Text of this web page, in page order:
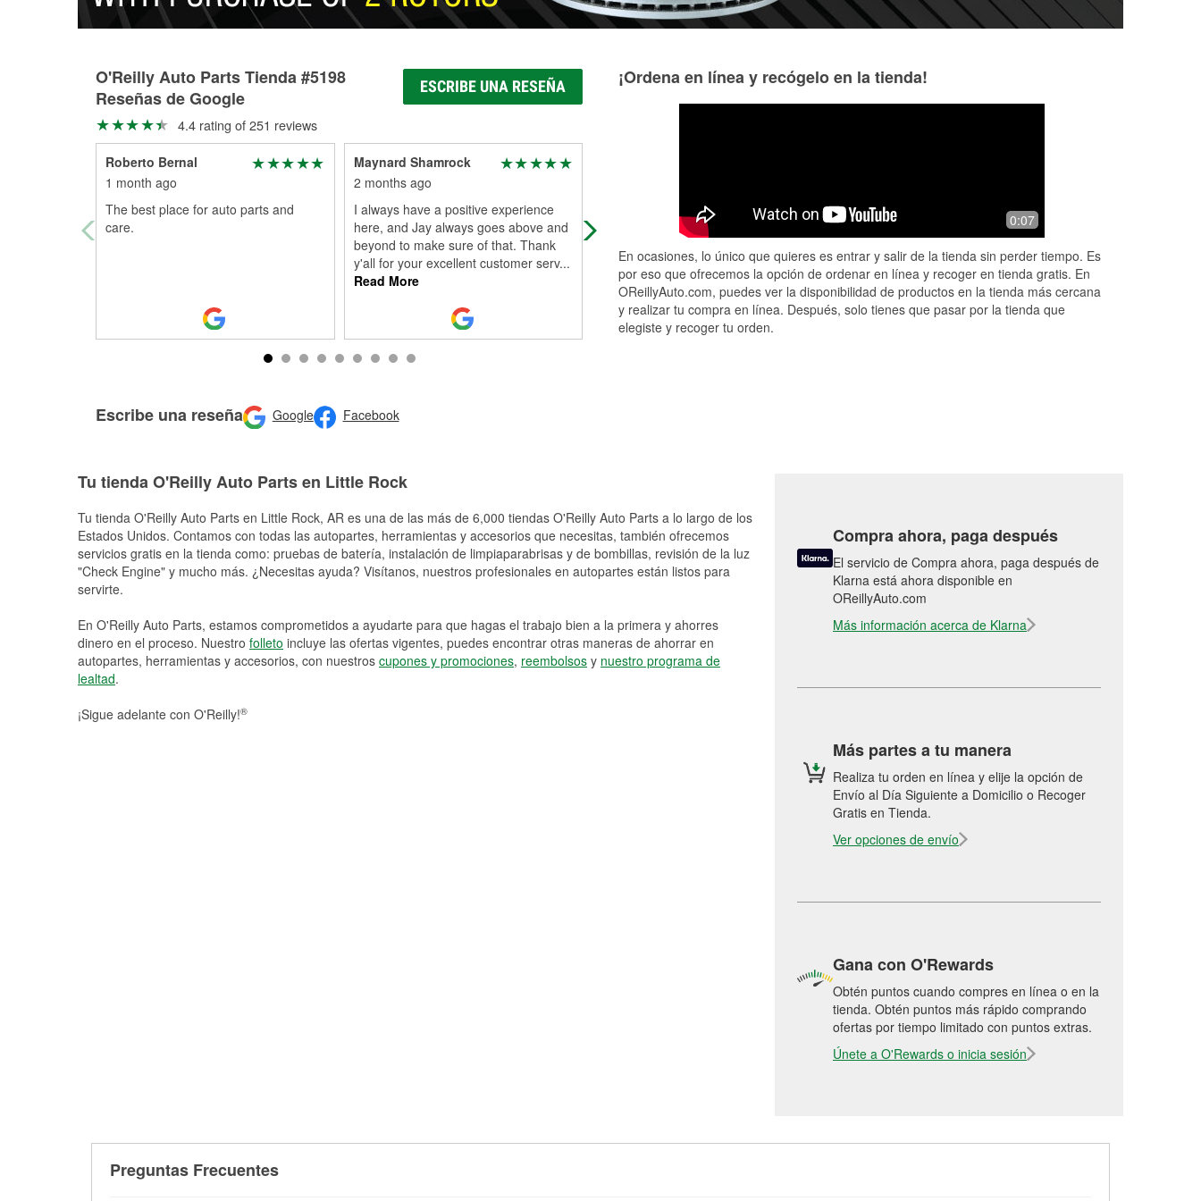
O'Reilly Auto Parts Tienda #5198
Reseñas de Google
ESCRIBE UNA RESEÑA
4.4 rating of 251 reviews
Roberto Bernal
1 month ago
The best place for auto parts and
care.
Maynard Shamrock
2 months ago
I always have a positive experience
here, and Jay always goes above and
beyond to make sure of that. Thank
y'all for your excellent customer serv...
Read More
Alexander was very helpful in helping
me figure out the issue with my
Helpful n friendly staff
Escribe una reseña Google Facebook
¡Ordena en línea y recógelo en la tienda!
0:07
En ocasiones, lo único que quieres es entrar y salir de la tienda sin perder tiempo. Es
por eso que ofrecemos la opción de ordenar en línea y recoger en tienda gratis. En
OReillyAuto.com, puedes ver la disponibilidad de productos en la tienda más cercana
y realizar tu compra en línea. Después, solo tienes que pasar por la tienda que
elegiste y recoger tu orden.
Tu tienda O'Reilly Auto Parts en Little Rock
Tu tienda O'Reilly Auto Parts en Little Rock, AR es una de las más de 6,000 tiendas O'Reilly Auto Parts a lo largo de los
Estados Unidos. Contamos con todas las autopartes, herramientas y accesorios que necesitas, también ofrecemos
servicios gratis en la tienda como: pruebas de batería, instalación de limpiaparabrisas y de bombillas, revisión de la luz
"Check Engine" y mucho más. ¿Necesitas ayuda? Visítanos, nuestros profesionales en autopartes están listos para
servirte.
En O'Reilly Auto Parts, estamos comprometidos a ayudarte para que hagas el trabajo bien a la primera y ahorres
dinero en el proceso. Nuestro folleto incluye las ofertas vigentes, puedes encontrar otras maneras de ahorrar en
autopartes, herramientas y accesorios, con nuestros cupones y promociones, reembolsos y nuestro programa de
lealtad.
¡Sigue adelante con O'Reilly!®
Compra ahora, paga después
El servicio de Compra ahora, paga después de
Klarna está ahora disponible en
OReillyAuto.com
Más información acerca de Klarna
Más partes a tu manera
Realiza tu orden en línea y elije la opción de
Envío al Día Siguiente a Domicilio o Recoger
Gratis en Tienda.
Ver opciones de envío
Gana con O'Rewards
Obtén puntos cuando compres en línea o en la
tienda. Obtén puntos más rápido comprando
ofertas por tiempo limitado con puntos extras.
Únete a O'Rewards o inicia sesión
Preguntas Frecuentes